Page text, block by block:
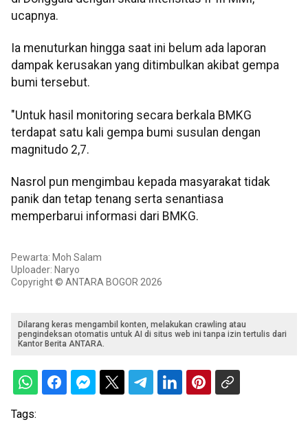
ucapnya.
Ia menuturkan hingga saat ini belum ada laporan
dampak kerusakan yang ditimbulkan akibat gempa
bumi tersebut.
"Untuk hasil monitoring secara berkala BMKG
terdapat satu kali gempa bumi susulan dengan
magnitudo 2,7.
Nasrol pun mengimbau kepada masyarakat tidak
panik dan tetap tenang serta senantiasa
memperbarui informasi dari BMKG.
Pewarta: Moh Salam
Uploader: Naryo
Copyright © ANTARA BOGOR 2026
Dilarang keras mengambil konten, melakukan crawling atau
pengindeksan otomatis untuk AI di situs web ini tanpa izin tertulis dari
Kantor Berita ANTARA.
Tags: